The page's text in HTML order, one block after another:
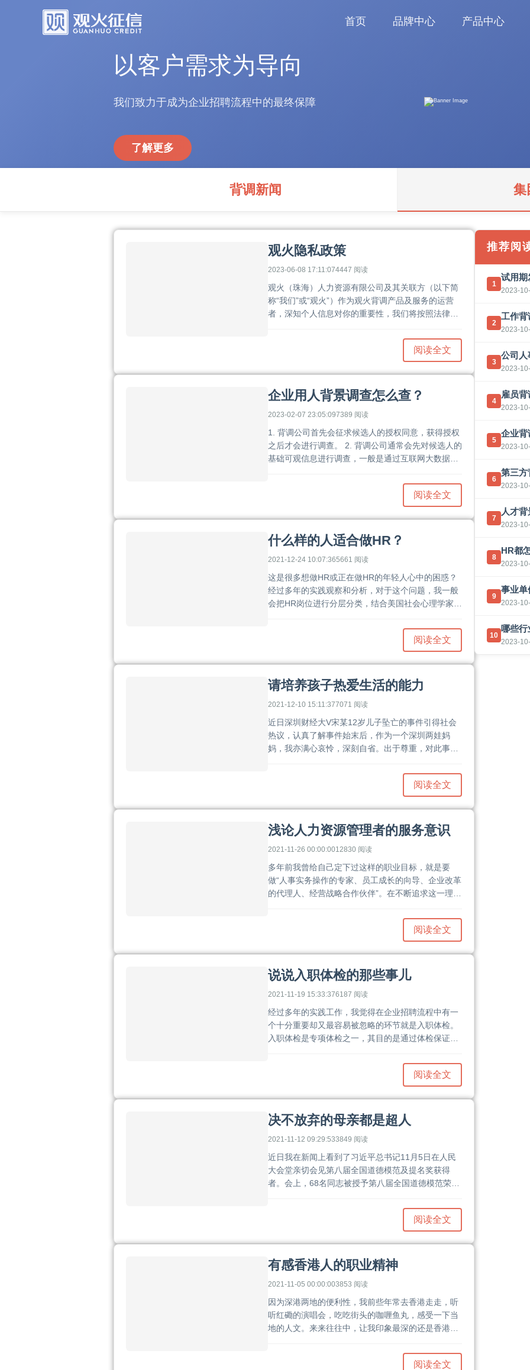
首页 品牌中心 产品中心
以客户需求为导向
我们致力于成为企业招聘流程中的最终保障
了解更多
背调新闻 集
观火隐私政策
2023-06-08 17:11:074447 阅读
观火（珠海）人力资源有限公司及其关联方（以下简
称“我们”或“观火”）作为观火背调产品及服务的运营
者，深知个人信息对你的重要性，我们将按照法律法
本隐私政策并希望提示你了解下述内容，以便作出适
阅读全文
企业用人背景调查怎么查？
2023-02-07 23:05:097389 阅读
1. 背调公司首先会征求候选人的授权同意，获得授权
之后才会进行调查。 2. 背调公司通常会先对候选人的
基础可观信息进行调查，一般是通过互联网大数据的
背景，职业资格，商业利益冲突，社会不良信息等内
阅读全文
什么样的人适合做HR？
2021-12-24 10:07:365661 阅读
这是很多想做HR或正在做HR的年轻人心中的困惑？
经过多年的实践观察和分析，对于这个问题，我一般
会把HR岗位进行分层分类，结合美国社会心理学家麦
型），从相应HR岗位所需的专业知识、技能要求、职
阅读全文
请培养孩子热爱生活的能力
2021-12-10 15:11:377071 阅读
近日深圳财经大V宋某12岁儿子坠亡的事件引得社会
热议，认真了解事件始末后，作为一个深圳两娃妈
妈，我亦满心哀怜，深刻自省。出于尊重，对此事件
考，我认识到，作为父母，我们把孩子带到这个大千
世界，除了给他们最好的疼爱和教育，一定还要从小
阅读全文
浅论人力资源管理者的服务意识
2021-11-26 00:00:0012830 阅读
多年前我曾给自己定下过这样的职业目标，就是要
做“人事实务操作的专家、员工成长的向导、企业改革
的代理人、经营战略合作伙伴”。在不断追求这一理想
资源管理者，战略高度和创新能力固然可贵，但服务
意识与服务能力同样重要，人力资源的管理与服务应
阅读全文
说说入职体检的那些事儿
2021-11-19 15:33:376187 阅读
经过多年的实践工作，我觉得在企业招聘流程中有一
个十分重要却又最容易被忽略的环节就是入职体检。
入职体检是专项体检之一，其目的是通过体检保证应
集体生活中不会造成传染病流行，也不会因其个人身
体原因影响他人，其重要性不言而喻。但在实际的招
阅读全文
决不放弃的母亲都是超人
2021-11-12 09:29:533849 阅读
近日我在新闻上看到了习近平总书记11月5日在人民
大会堂亲切会见第八届全国道德模范及提名奖获得
者。会上，68名同志被授予第八届全国道德模范荣誉
奖。其中有一位荣获提名奖的人让我十分感动，她是
佛山市南海区西樵中心小学科研主任、特殊教育教师
亲的我被深深打动了。我想说，这......
阅读全文
有感香港人的职业精神
2021-11-05 00:00:003853 阅读
因为深港两地的便利性，我前些年常去香港走走，听
听红磡的演唱会，吃吃街头的咖喱鱼丸，感受一下当
地的人文。来来往往中，让我印象最深的还是香港人
业精神让我感动和尊敬，也给了我很多启发和动力。
阅读全文
推荐阅
1
试用期
2023-
2
工作背
2023-
3
公司人
2023-
4
雇员
2023-
5
企业背
2023-
6
第三方
2023-
7
人才
2023-
8
HR都
2023-
9
事业单
2023-
10
哪些
2023-